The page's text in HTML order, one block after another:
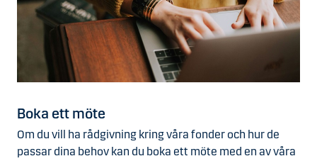
Boka ett möte
Om du vill ha rådgivning kring våra fonder och hur de
passar dina behov kan du boka ett möte med en av våra